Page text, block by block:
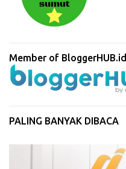
Member of BloggerHUB.id
PALING BANYAK DIBACA